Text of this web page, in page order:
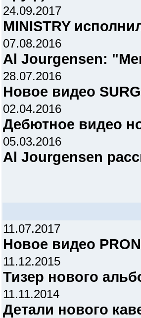
24.09.2017
MINISTRY
07.08.2016
Al Jourgensen:
28.07.2016
Новое видео
02.04.2016
Дебютное видео
05.03.2016
Al Jourgensen
11.07.2017
Новое видео
11.12.2015
Тизер нового
11.11.2014
Детали нового